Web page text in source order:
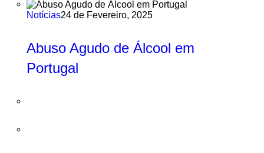
Notícias24 de Fevereiro, 2025
Abuso Agudo de Álcool em
Portugal